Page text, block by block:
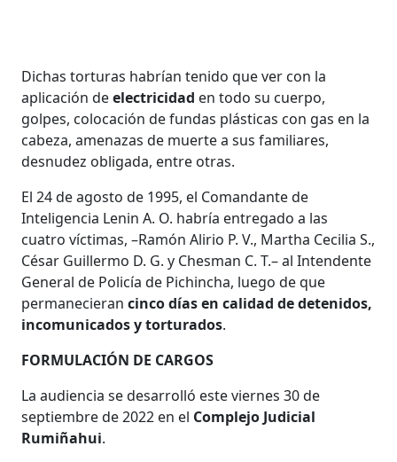
Dichas torturas habrían tenido que ver con la
aplicación deelectricidad en todo su cuerpo,
golpes, colocación de fundas plásticas con gas en la
cabeza, amenazas de muerte a sus familiares,
desnudez obligada, entre otras.
El 24 de agosto de 1995, el Comandante de
Inteligencia Lenin A. O. habría entregado a las
cuatro víctimas, –Ramón Alirio P. V., Martha Cecilia S.,
César Guillermo D. G. y Chesman C. T.– al Intendente
General de Policía de Pichincha, luego de que
permanecieran cinco días en calidad de detenidos,
incomunicados y torturados.
FORMULACIÓN DE CARGOS
La audiencia se desarrolló este viernes 30 de
septiembre de 2022 en el Complejo Judicial
Rumiñahui.